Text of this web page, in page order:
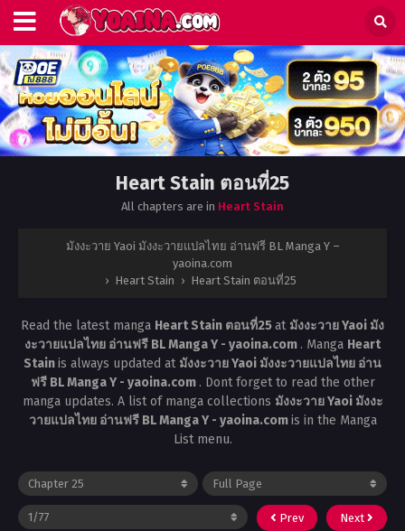
Heart Stain ตอนที่25
All chapters are in Heart Stain
มังงะวาย Yaoi มังงะวายแปลไทย อ่านฟรี BL Manga Y –
yaoina.com
› Heart Stain › Heart Stain ตอนที่25
Read the latest manga Heart Stain ตอนที่25at มังงะวาย Yaoi มัง
งะวายแปลไทย อ่านฟรี BL Manga Y - yaoina.com . Manga Heart
Stainis always updated at มังงะวาย Yaoi มังงะวายแปลไทย อ่าน
ฟรี BL Manga Y - yaoina.com . Dont forget to read the other
manga updates. A list of manga collections มังงะวาย Yaoi มังงะ
วายแปลไทย อ่านฟรี BL Manga Y - yaoina.comis in the Manga
List menu.
Prev Next